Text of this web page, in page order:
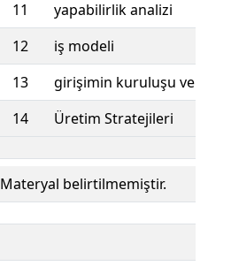
11
yapabilirlik analizi
12
iş modeli
13
girişimin kuruluşu ve
14
Üretim Stratejileri
Materyal belirtilmemiştir.